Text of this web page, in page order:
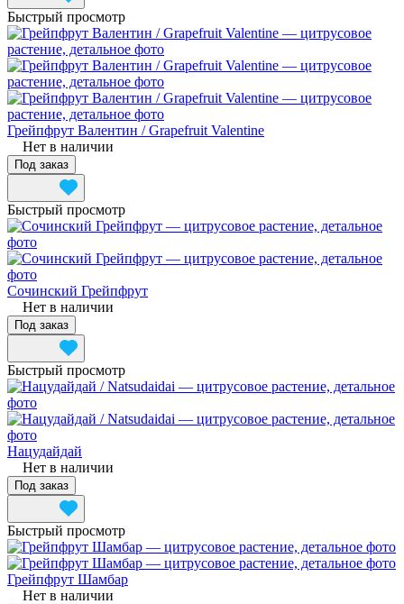
Быстрый просмотр
Грейпфрут Валентин / Grapefruit Valentine
Нет в наличии
Под заказ
Быстрый просмотр
Сочинский Грейпфрут
Нет в наличии
Под заказ
Быстрый просмотр
Нацудайдай
Нет в наличии
Под заказ
Быстрый просмотр
Грейпфрут Шамбар
Нет в наличии